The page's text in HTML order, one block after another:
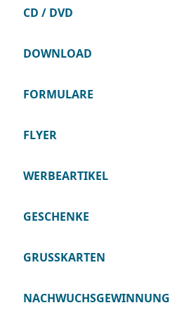
CD / DVD
DOWNLOAD
FORMULARE
FLYER
WERBEARTIKEL
GESCHENKE
GRUSSKARTEN
NACHWUCHSGEWINNUNG